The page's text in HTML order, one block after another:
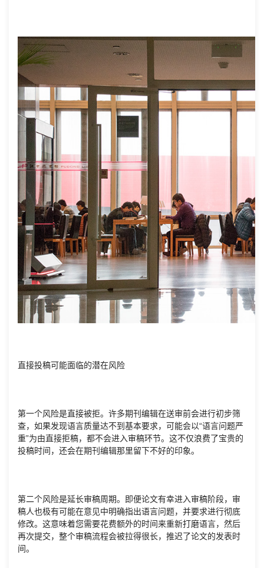
直接投稿可能面临的潜在风险
第一个风险是直接被拒。许多期刊编辑在送审前会进行初步筛
查，如果发现语言质量达不到基本要求，可能会以“语言问题严
重”为由直接拒稿，都不会进入审稿环节。这不仅浪费了宝贵的
投稿时间，还会在期刊编辑那里留下不好的印象。
第二个风险是延长审稿周期。即便论文有幸进入审稿阶段，审
稿人也极有可能在意见中明确指出语言问题，并要求进行彻底
修改。这意味着您需要花费额外的时间来重新打磨语言，然后
再次提交，整个审稿流程会被拉得很长，推迟了论文的发表时
间。